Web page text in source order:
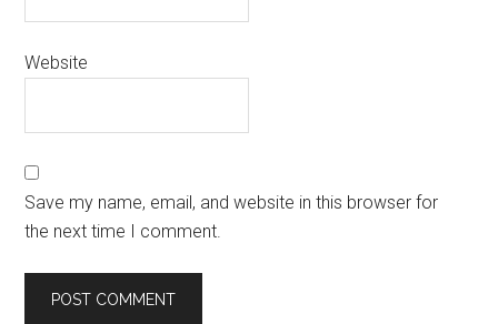
Website
Save my name, email, and website in this browser for
the next time I comment.